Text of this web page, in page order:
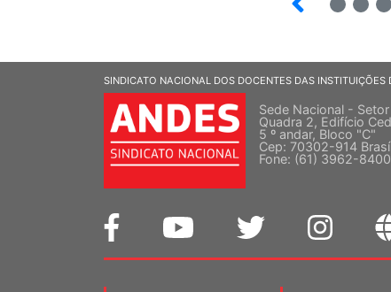
SINDICATO NACIONAL DOS DOCENTES DAS INSTITUIÇÕES
Sede Nacional -
Quadra 2, Edifício
5 º andar, Bloco "C"
Cep: 70302-914
Fone: (61) 3962-8400